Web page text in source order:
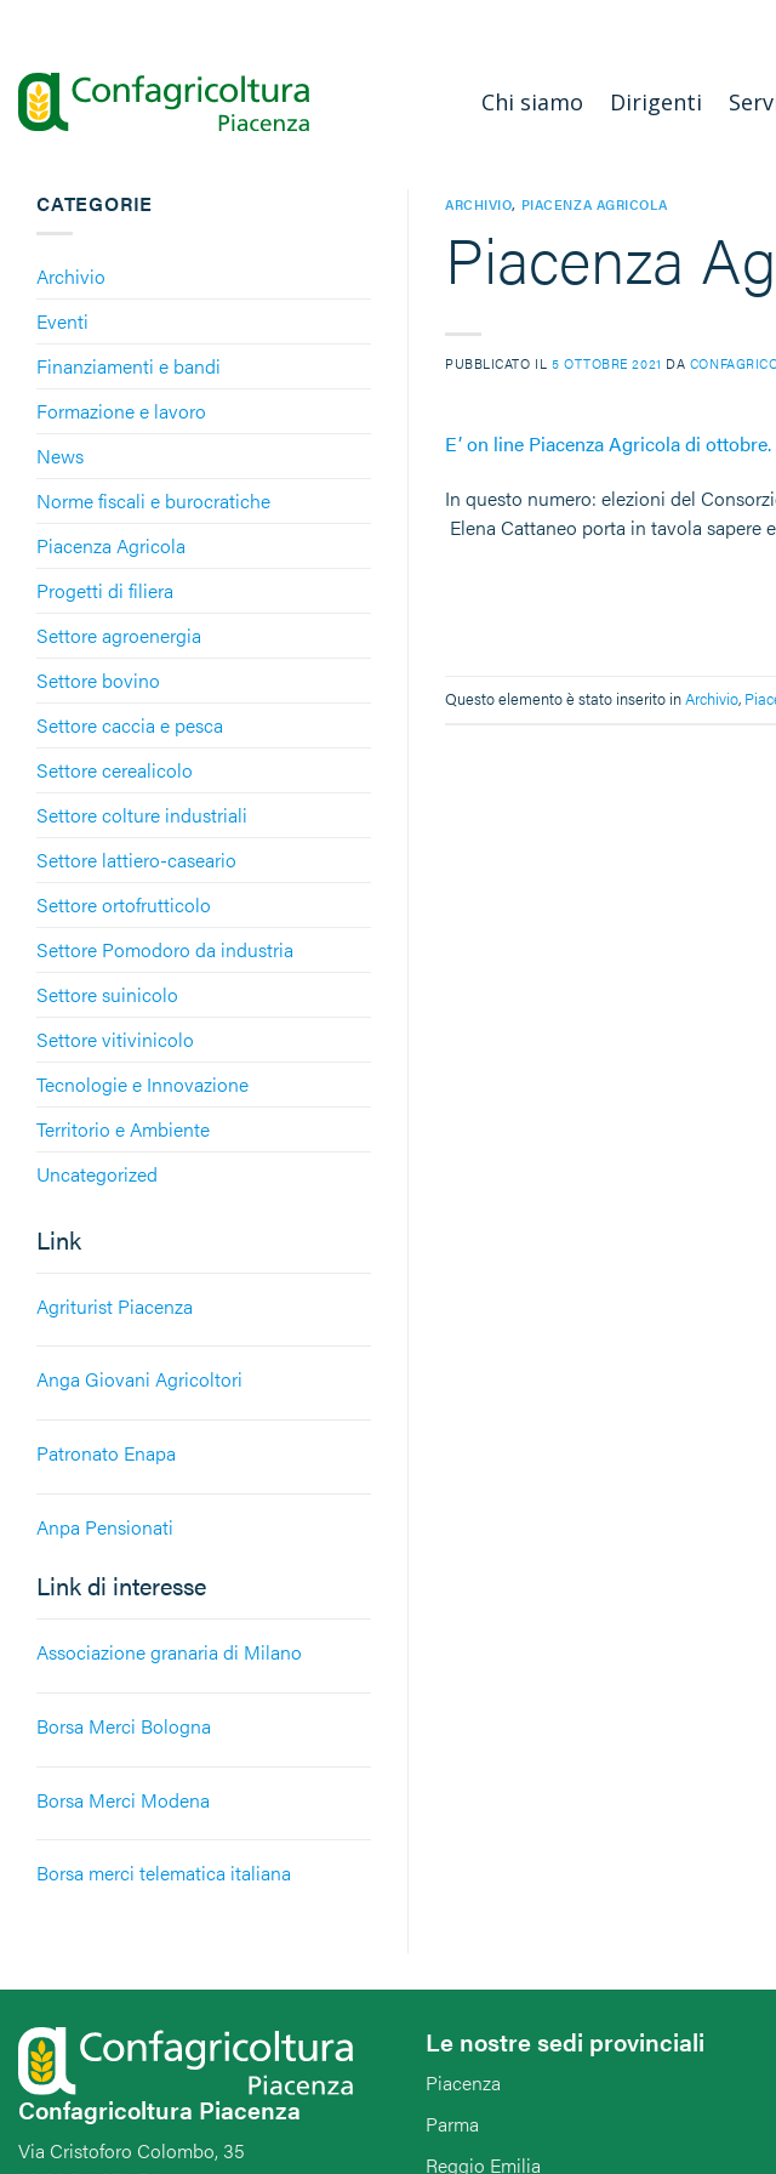
contenuti
Chi siamo Dirigenti
CATEGORIE
Archivio
Eventi
Finanziamenti e bandi
Formazione e lavoro
News
Norme fiscali e burocratiche
Piacenza Agricola
Progetti di filiera
Settore agroenergia
Settore bovino
Settore caccia e pesca
Settore cerealicolo
Settore colture industriali
Settore lattiero-caseario
Settore ortofrutticolo
Settore Pomodoro da industria
Settore suinicolo
Settore vitivinicolo
Tecnologie e Innovazione
Territorio e Ambiente
Uncategorized
Link
Agriturist Piacenza
Anga Giovani Agricoltori
Patronato Enapa
Anpa Pensionati
Link di interesse
Associazione granaria di Milano
Borsa Merci Bologna
Borsa Merci Modena
Borsa merci telematica italiana
ARCHIVIO, PIACENZA AGRICOLA
Piacenza
PUBBLICATO IL 5 OTTOBRE 2021 DA
E’ on line Piacenza Agricola di ottobre.
In questo numero: elezioni del
Elena Cattaneo porta in tavola
Questo elemento è stato inserito inArchivio,
Confagricoltura Piacenza
Via Cristoforo Colombo, 35
Le nostre sedi provinciali
Piacenza
Parma
Reggio Emilia